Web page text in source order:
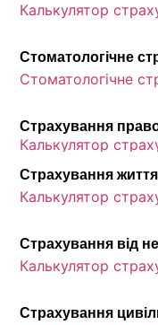
Калькулятор
Стоматологічне
Стоматологічне
Страхування
Калькулятор
Страхування
Калькулятор
Страхування від
Калькулятор
Страхування